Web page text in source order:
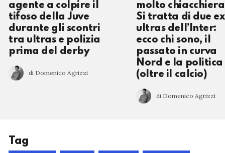
agente a colpire il
tifoso della Juve
durante gli scontri
tra ultras e polizia
prima del derby
di Domenico Agrizzi
molto
Si tratta di due ex
ultras dell’Inter:
ecco chi sono, il
passato in curva
Nord e la politica
(oltre il calcio)
di Domenico Agrizzi
Tag